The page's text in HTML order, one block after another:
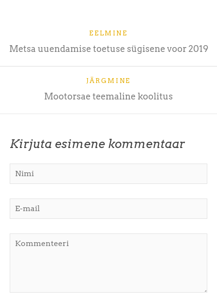
EELMINE
Metsa uuendamise toetuse sügisene voor 2019
JÄRGMINE
Mootorsae teemaline koolitus
Kirjuta esimene kommentaar